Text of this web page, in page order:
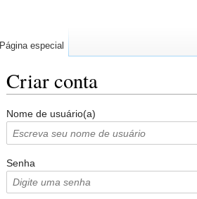
Criar conta
Nome de usuário(a)
Senha
Página especial